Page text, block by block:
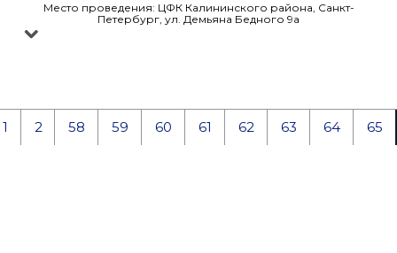
Место проведения: ЦФК Калининского района, Санкт-
Петербург, ул. Демьяна Бедного 9а
1 2 58 59 60 61 62 63 64 65